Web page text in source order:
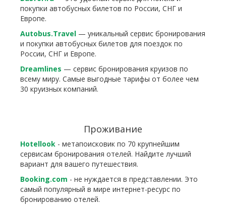
покупки автобусных билетов по России, СНГ и
Европе.
Autobus.Travel — уникальный сервис бронирования
и покупки автобусных билетов для поездок по
России, СНГ и Европе.
Dreamlines — сервис бронирования круизов по
всему миру. Самые выгодные тарифы от более чем
30 круизных компаний.
Проживание
Hotellook - метапоисковик по 70 крупнейшим
сервисам бронирования отелей. Найдите лучший
вариант для вашего путешествия.
Booking.com - не нуждается в представлении. Это
самый популярный в мире интернет-ресурс по
бронированию отелей.